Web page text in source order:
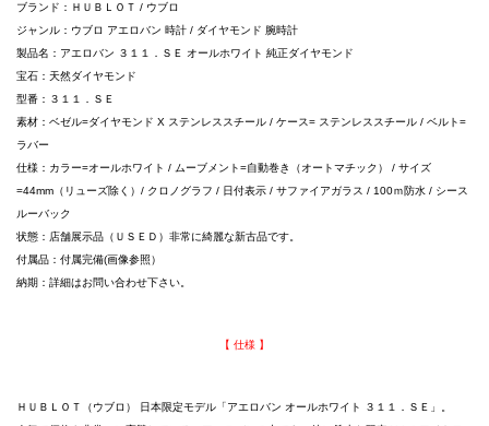
ブランド：ＨＵＢＬＯＴ / ウブロ
ジャンル：ウブロ アエロバン 時計 / ダイヤモンド 腕時計
製品名：アエロバン ３１１．ＳＥ オールホワイト 純正ダイヤモンド
宝石：天然ダイヤモンド
型番：３１１．ＳＥ
素材：ベゼル=ダイヤモンド X ステンレススチール / ケース= ステンレススチール / ベルト=
ラバー
仕様：カラー=オールホワイト / ムーブメント=自動巻き（オートマチック） / サイズ
=44mm（リューズ除く）/ クロノグラフ / 日付表示 / サファイアガラス / 100ｍ防水 / シース
ルーバック
状態：店舗展示品（ＵＳＥＤ）非常に綺麗な新古品です。
付属品：付属完備(画像参照）
納期：詳細はお問い合わせ下さい。
【 仕様 】
ＨＵＢＬＯＴ（ウブロ） 日本限定モデル「アエロバン オールホワイト ３１１．ＳＥ」。